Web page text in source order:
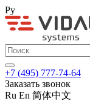
Ру
+7 (495) 777-74-64
Заказать звонок
Ru En 简体中文